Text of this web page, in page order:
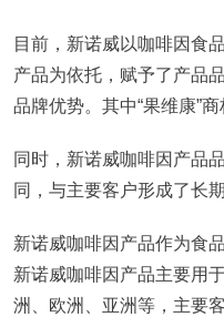
目前，新诺威以咖啡因食
产品为依托，赋予了产品
品牌优势。其中“果维康”
同时，新诺威咖啡因产品
同，与主要客户形成了长
新诺威咖啡因产品作为食
新诺威咖啡因产品主要用
洲、欧洲、亚洲等，主要